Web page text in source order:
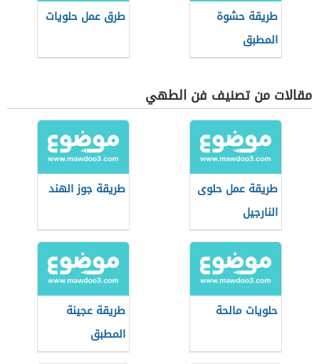
طريقة حشوة
المطبق
طرق عمل حلويات
مقالات من تصنيف فن الطهي
طريقة عمل حلوى
النارجيل
طريقة جوز الهند
حلويات مالحة
طريقة عجينة
المطبق